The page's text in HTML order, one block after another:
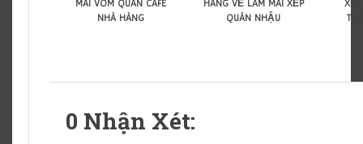
nhà hàng
quán nhậu
0 Nhận Xét: